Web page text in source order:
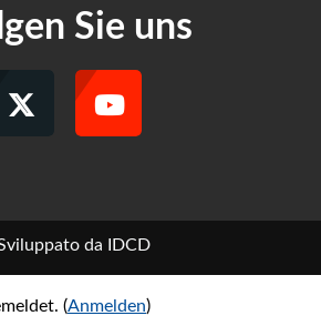
Sie uns
da IDCD
(Anmelden)